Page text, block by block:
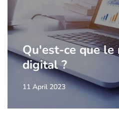
Qu'est-ce que le
digital ?
11 April 2023